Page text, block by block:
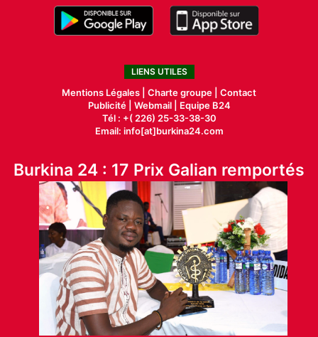
LIENS UTILES
Mentions Légales | Charte groupe | Contact
Publicité| Webmail |
Equipe B24
Tél : +( 226) 25-33-38-30
Email: info[at]burkina24.com
Burkina 24 : 17 Prix Galian remportés